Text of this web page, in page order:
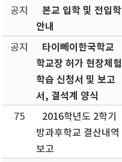
공지
본교 입학 및 전입학
안내
공지
타이뻬이한국학교
학교장 허가 현장체험
학습 신청서 및 보고
서, 결석계 양식
75
2016학년도 2학기
방과후학교 결산내역
보고